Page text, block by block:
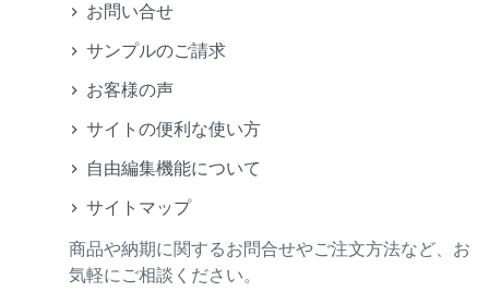
お問い合せ
サンプルのご請求
お客様の声
サイトの便利な使い方
自由編集機能について
サイトマップ
商品や納期に関するお問合せやご注文方法など、お
気軽にご相談ください。